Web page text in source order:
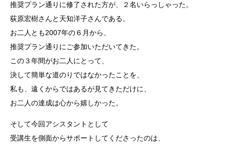
推奨プラン通りに修了された方が、２名いらっしゃった。
荻原宏樹さんと天知洋子さんである。
お二人とも2007年の６月から、
推奨プラン通りにご参加いただいてきた。
この３年間がお二人にとって、
決して簡単な道のりではなかったことを、
私も、遠くからではあるが見てきただけに、
お二人の達成は心から嬉しかった。
そして今回アシスタントとして
受講生を側面からサポートしてくださったのは、